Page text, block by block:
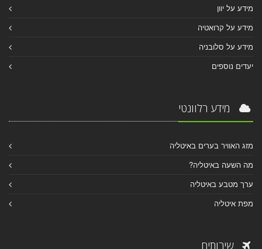
מידע על יוון
מידע על קרואטיה
מידע על סלובניה
יעדים נוספים
מידע רלוונטי
מזג האוויר בערים באיטליה
מה השעה באיטליה?
ערך מטבע באיטליה
מפת איטליה
שירותים